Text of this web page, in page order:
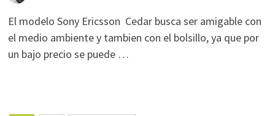
El modelo Sony Ericsson Cedar busca ser amigable con
el medio ambiente y tambien con el bolsillo, ya que por
un bajo precio se puede …